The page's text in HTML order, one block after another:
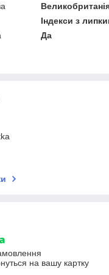
Індекси з
Да
на вашу картку